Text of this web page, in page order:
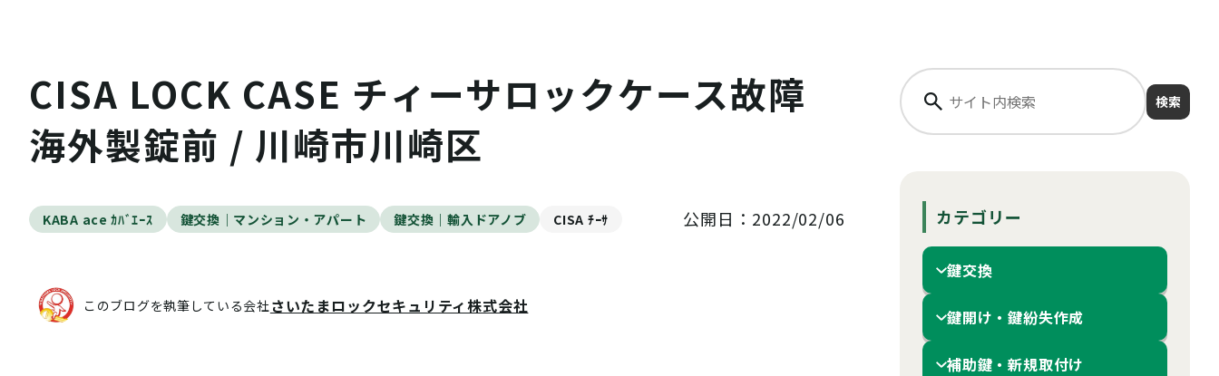
CISA LOCK CASE チィーサロックケース故障
海外製錠前 / 川崎市川崎区
KABA ace ｶﾊﾞｴｰｽ 鍵交換｜マンション・アパート 鍵交換｜輸入ドアノブ CISA ﾁｰｻ 公開日：2022/02/06
このブログを執筆している会社さいたまロックセキュリティ株式会社
検索
カテゴリー
鍵交換
鍵開け・鍵紛失作成
補助鍵・新規取付け